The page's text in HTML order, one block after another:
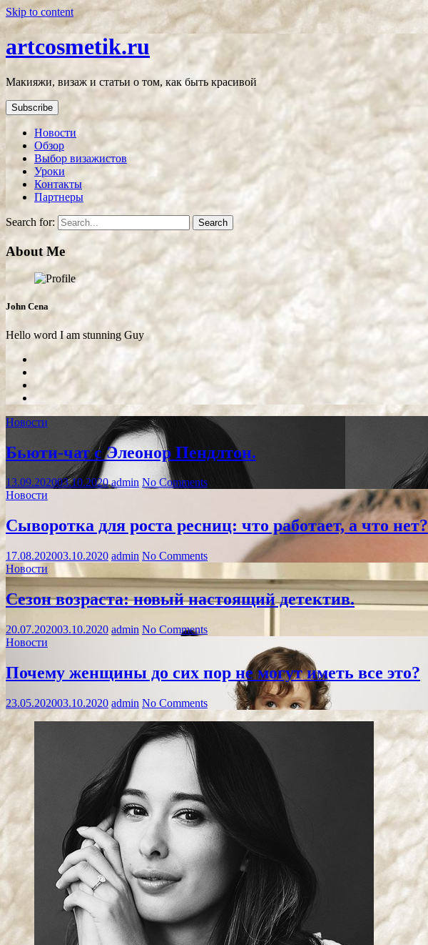
Skip to content
artcosmetik.ru
Макияжи, визаж и статьи о том, как быть красивой
Subscribe
Новости
Обзор
Выбор визажистов
Уроки
Контакты
Партнеры
Search for:
About Me
John Cena
Hello word I am stunning Guy
Новости
Бьюти-чат с Элеонор Пендлтон.
13.09.202003.10.2020 admin No Comments
Новости
Сыворотка для роста ресниц: что работает, а что нет?
17.08.202003.10.2020 admin No Comments
Новости
Сезон возраста: новый настоящий детектив.
20.07.202003.10.2020 admin No Comments
Новости
Почему женщины до сих пор не могут иметь все это?
23.05.202003.10.2020 admin No Comments